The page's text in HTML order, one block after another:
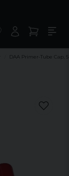
DAA Primer-Tube Cap,